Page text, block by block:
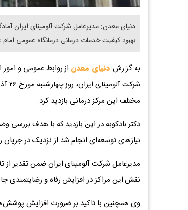
دنیای معدن: مدیرعامل شرکت آلومینای ایران
بهبود کیفیت خدمات درمانی درمانگاه عمومی
به گزارش دنیای معدن از روابط عمومی و
مختلف این مرکز درمانی بازدید کرد.
دکتر بادکوبه در این بازدید که با هدف بررسی
نیازهای توسعه‌ای انجام شد از نزدیک در جریان
مدیرعامل شرکت آلومینای ایران ضمن تقدیر
نقش این مراکز در افزایش رفاه و رضایتمندی
وی همچنین با تاکید بر ضرورت افزایش پوشش‌های